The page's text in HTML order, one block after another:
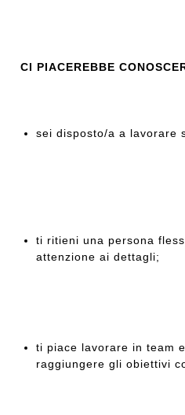
CI PIACEREBBE
sei disposto/a a
ti ritieni una persona
attenzione
ti piace lavorare in team
raggiungere gli